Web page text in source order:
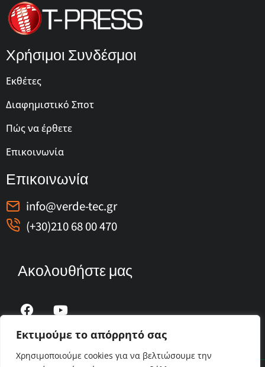
Εκτιμούμε το απόρρητό σας
Χρησιμοποιούμε cookies για να βελτιώσουμε την
Χρήσιμοι Συνδέσμοι
Εκθέτες
Διαφημιστικό Σποτ
Πώς να έρθετε
Επικοινωνία
Επικοινωνία
info@verde-tec.gr
(+30)210 68 00 470
Ακολουθήστε μας